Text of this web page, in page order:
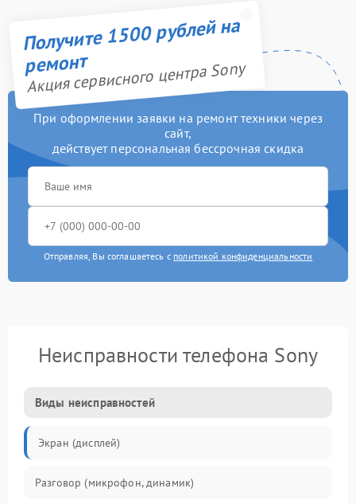
Получите 1500 рублей на
ремонт
Акция сервисного центра Sony
При оформлении заявки на ремонт техники через
сайт,
действует персональная бессрочная скидка
Отправляя, Вы соглашаетесь с политикой конфиденциальности
Неисправности телефона Sony
Виды неисправностей
Экран (дисплей)
Разговор (микрофон, динамик)